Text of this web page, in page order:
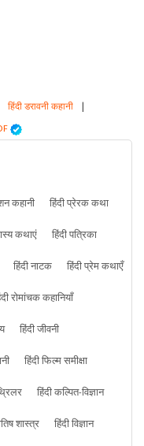
हिंदी डरावनी कहानी |
कहानी
हिंदी प्रेरक कथा
कथाएं
हिंदी पत्रिका
हिंदी नाटक
हिंदी प्रेम कथाएँ
रोमांचक कहानियाँ
हिंदी जीवनी
हिंदी फिल्म समीक्षा
हिंदी कल्पित-विज्ञान
शास्त्र
हिंदी विज्ञान